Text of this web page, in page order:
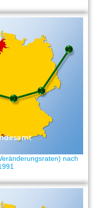
nach